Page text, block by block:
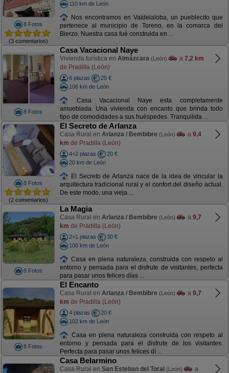
8 Fotos
(3 comentarios)
110 km de León
Nos encontramos en Valdelaloba, un pueblecito que
pertenece al municipio de Toreno, en la comarca del
Bierzo. Nuestra casa fué construida en ...
8 Fotos
Casa Vacacional Naye
Vivienda turística en Almázcara (León) a 7,2 km
de Pradilla (León)
6 plazas
25 €
106 km de León
Casa Vacacional Naye esta completamente
amueblada. Una vivienda con encanto que brinda todo
tipo de comodidades a sus huéspedes. Tranquilida ...
8 Fotos
(2 comentarios)
El Secreto de Arlanza
Casa Rural en Arlanza / Bembibre (León) a 9,4
km de Pradilla (León)
4+2 plazas
20 €
20 km de León
El Secreto de Arlanza nace de la idea de vincular la
arquitectura tradicional rural y el confort del diseño actual.
De este modo, una vieja ...
8 Fotos
La Magia
Casa Rural en Arlanza / Bembibre (León) a 9,7
km de Pradilla (León)
2+1 plazas
30 €
100 km de León
Casa en plena naturaleza, construida con respeto al
entorno y pensada para el disfrute de visitantes, perfecta
para pasar unos felices días ...
8 Fotos
El Encanto
Casa Rural en Arlanza / Bembibre (León) a 9,7
km de Pradilla (León)
4 plazas
20 €
102 km de León
Casa en plena naturaleza construida con respeto al
entorno y pensada para el disfrute de los visitantes.
Perfecta para pasar unos felices dí ...
Casa Belarmino
Casa Rural en San Esteban del Toral (León)
a